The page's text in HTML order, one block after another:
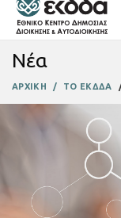
Νέα
ΑΡΧΙΚΗ ΤΟ ΕΚΔΔΑ